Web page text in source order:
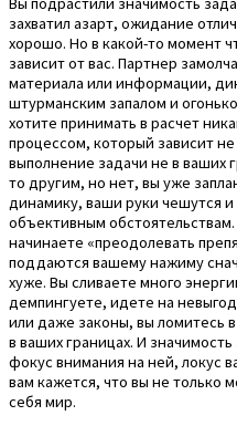
захватил азарт, ожидание
хорошо. Но в какой-то момент
зависит от вас. Партнер
материала или информации,
штурманским запалом и
хотите принимать в расчет
процессом, который зависит
выполнение задачи не в ваших
то другим, но нет, вы уже
динамику, ваши руки чешутся и
объективным
начинаете «преодолевать
поддаются вашему нажиму
хуже. Вы сливаете много
демпингуете, идете на
или даже законы, вы ломитесь
в ваших границах. И
фокус внимания на ней, локус
вам кажется, что вы не только
себя мир.